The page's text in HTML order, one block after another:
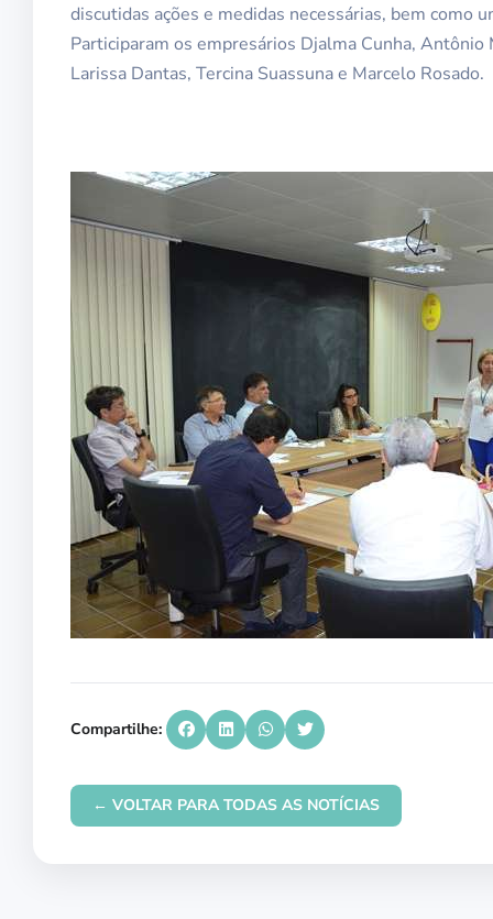
discutidas ações e medidas necessárias, bem como
Participaram os empresários Djalma Cunha,
Larissa Dantas, Tercina Suassuna e Marcelo Rosado.
Compartilhe:
← VOLTAR PARA TODAS AS NOTÍCIAS